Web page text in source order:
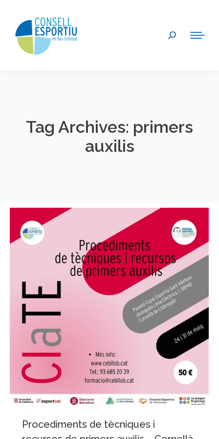
Search:
Tag Archives: primers
auxilis
Procediments de tècniques i